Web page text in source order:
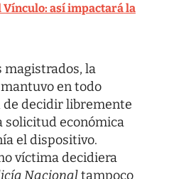
Vínculo: así impactará la
magistrados, la
en todo
decidir libremente
solicitud económica
el dispositivo.
víctima decidiera
Nacionaltampoco